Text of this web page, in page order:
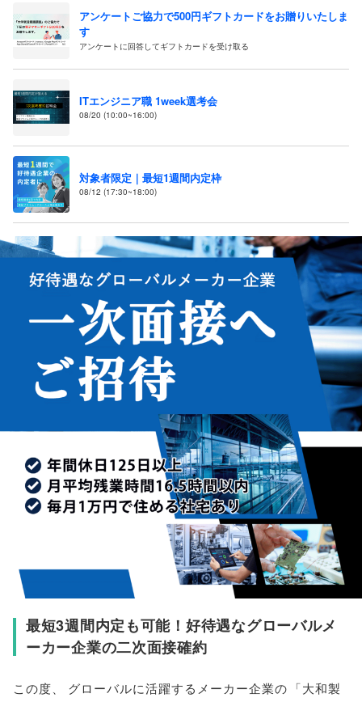
アンケートご協力で500円ギフトカードをお贈りいたしま
す
アンケートに回答してギフトカードを受け取る
ITエンジニア職 1week選考会
08/20 (10:00~16:00)
対象者限定｜最短1週間内定枠
08/12 (17:30~18:00)
最短3週間内定も可能！好待遇なグローバルメ
ーカー企業の二次面接確約
この度 グローバルに活躍するメーカー企業の 「大和製